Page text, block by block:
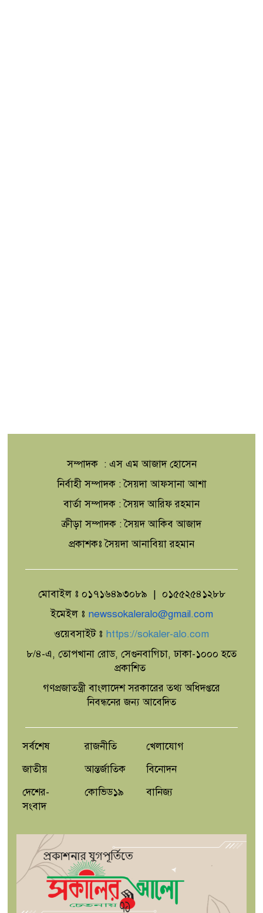
সম্পাদক : এস এম আজাদ হোসেন
নির্বাহী সম্পাদক : সৈয়দা আফসানা আশা
বার্তা সম্পাদক : সৈয়দ আরিফ রহমান
ক্রীড়া সম্পাদক : সৈয়দ আকিব আজাদ
প্রকাশকঃ সৈয়দা আনাবিয়া রহমান
মোবাইল ঃ ০১৭১৬৪৯৩০৮৯ | ০১৫৫২৫৪১২৮৮
ইমেইল ঃ newssokaleralo@gmail.com
ওয়েবসাইট ঃ https://sokaler-alo.com
৮/৪-এ, তোপখানা রোড, সেগুনবাগিচা, ঢাকা-১০০০ হতে
প্রকাশিত
গণপ্রজাতন্ত্রী বাংলাদেশ সরকারের তথ্য অধিদপ্তরে
নিবন্ধনের জন্য আবেদিত
সর্বশেষ
জাতীয়
দেশের-
সংবাদ
রাজনীতি
আন্তর্জাতিক
কোভিড১৯
খেলাযোগ
বিনোদন
বানিজ্য